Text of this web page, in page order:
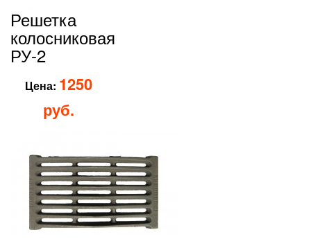
Решетка
колосниковая
РУ-2
Цена: 1250
руб.